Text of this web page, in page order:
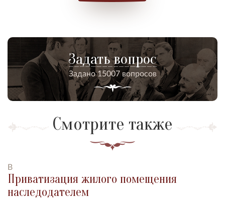
Задать вопрос
Задано 15007 вопросов
Смотрите также
В
Приватизация жилого помещения
наследодателем